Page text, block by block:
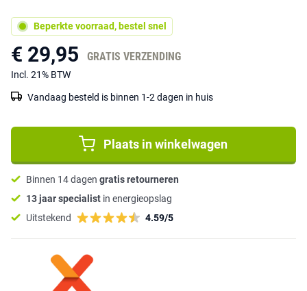
Beperkte voorraad, bestel snel
€ 29,95 GRATIS VERZENDING
Incl. 21% BTW
Vandaag besteld is binnen 1-2 dagen in huis
Plaats in winkelwagen
Binnen 14 dagen gratis retourneren
13 jaar specialist in energieopslag
Uitstekend
4.59/5